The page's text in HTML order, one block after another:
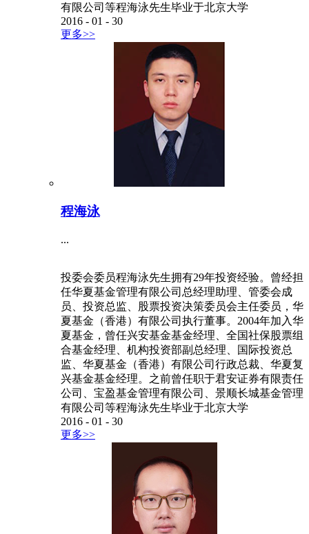
有限公司等程海泳先生毕业于北京大学
2016 - 01 - 30
更多>>
程海泳
...
投委会委员程海泳先生拥有29年投资经验。曾经担
任华夏基金管理有限公司总经理助理、管委会成
员、投资总监、股票投资决策委员会主任委员，华
夏基金（香港）有限公司执行董事。2004年加入华
夏基金，曾任兴安基金基金经理、全国社保股票组
合基金经理、机构投资部副总经理、国际投资总
监、华夏基金（香港）有限公司行政总裁、华夏复
兴基金基金经理。之前曾任职于君安证券有限责任
公司、宝盈基金管理有限公司、景顺长城基金管理
有限公司等程海泳先生毕业于北京大学
2016 - 01 - 30
更多>>